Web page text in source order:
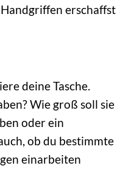
erschaffst
deine Tasche.
Wie groß soll sie
oder ein
ob du bestimmte
einarbeiten